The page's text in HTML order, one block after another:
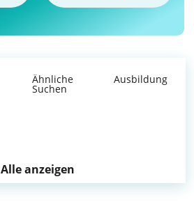
Ähnliche
Suchen
Ausbildung
Alle anzeigen